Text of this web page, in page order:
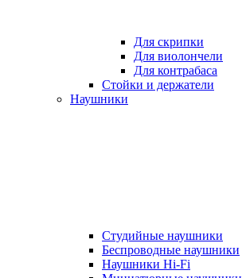
Для скрипки
Для виолончели
Для контрабаса
Стойки и держатели
Наушники
Студийные наушники
Беспроводные наушники
Наушники Hi-Fi